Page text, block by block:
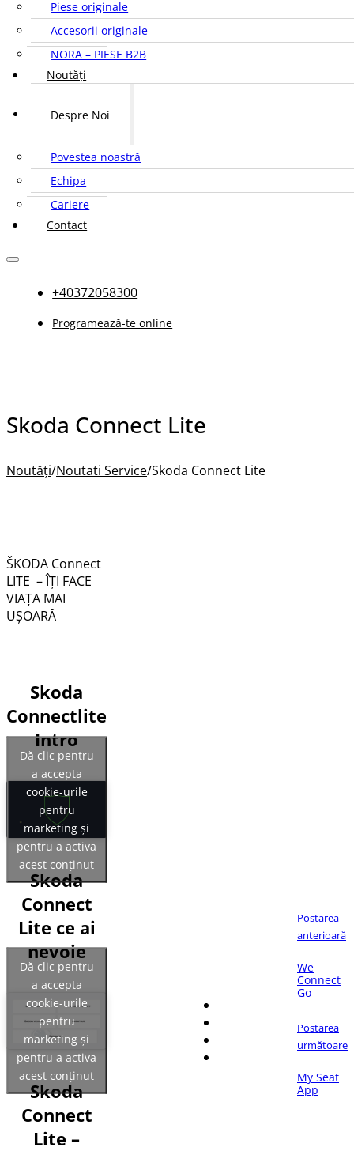
Piese originale
Accesorii originale
NORA – PIESE B2B
Noutăți
Despre Noi
Povestea noastră
Echipa
Cariere
Contact
+40372058300
Programează-te online
Skoda Connect Lite
Noutăți/Noutati Service/Skoda Connect Lite
ŠKODA Connect
LITE – ÎŢI FACE
VIAŢA MAI
UȘOARĂ
Skoda
Connectlite
Intro
Dă clic pentru
a accepta
cookie-urile
pentru
marketing și
pentru a activa
acest conținut
Skoda
Connect
Lite ce ai
nevoie
Dă clic pentru
a accepta
cookie-urile
pentru
marketing și
pentru a activa
acest conținut
Skoda
Connect
Lite –
Postarea
anterioară
We
Connect
Go
Postarea
următoare
My Seat
App